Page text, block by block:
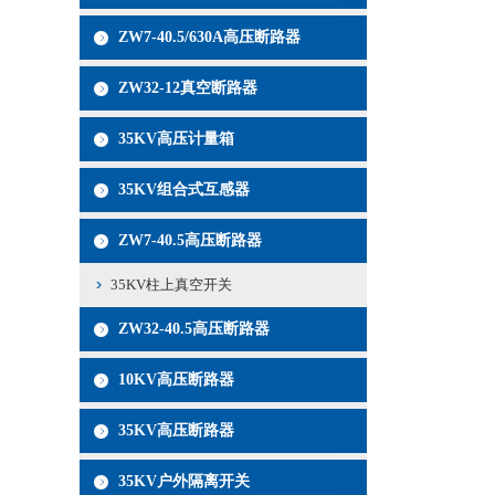
ZW7-40.5/630A高压断路器
ZW32-12真空断路器
35KV高压计量箱
35KV组合式互感器
ZW7-40.5高压断路器
35KV柱上真空开关
ZW32-40.5高压断路器
10KV高压断路器
35KV高压断路器
35KV户外隔离开关